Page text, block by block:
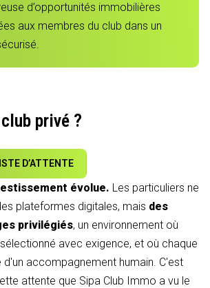
d’opportunités immobilières
aux membres du club dans un
privé ?
D’ATTENTE
évolue. Les particuliers ne
plateformes digitales, mais des
privilégiés, un environnement où
avec exigence, et où chaque
accompagnement humain. C'est
attente que Sipa Club Immo a vu le